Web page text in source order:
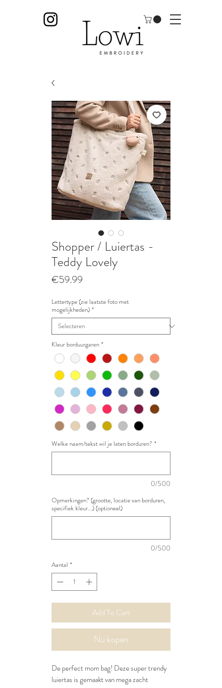
Shopper / Luiertas -
Teddy Lovely
€59.99
Lettertype (zie laatste foto met
mogelijkheden) *
Kleur borduurgaren *
Welke naam/tekst wil je laten borduren? *
0/500
Opmerkingen? (grootte, locatie van borduren,
specifiek kleur...) (optioneel)
0/500
Aantal *
Add To Cart
Nu kopen
De perfect mom bag! Deze super trendy
luiertas is gemaakt van mega zacht